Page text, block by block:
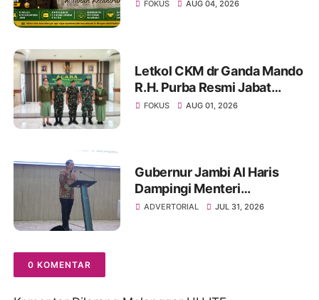
FOKUS AUG 04, 2026
Letkol CKM dr Ganda Mando
R.H. Purba Resmi Jabat
Dandenkesyah 02.04.02
FOKUS AUG 01, 2026
Gubernur Jambi Al Haris
Dampingi Menteri
Kebudayaan RI Beri Kuliah
ADVERTORIAL JUL 31, 2026
0 KOMENTAR